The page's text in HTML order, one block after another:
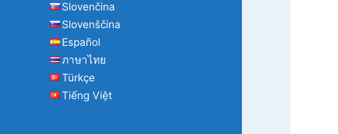
Slovenčina
Slovenščina
Español
ภาษาไทย
Türkçe
Tiếng Việt